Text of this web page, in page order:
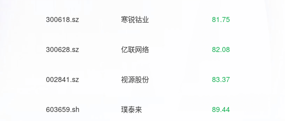
300618.sz 寒锐钴业 81.75
300628.sz 亿联网络 82.08
002841.sz 视源股份 83.37
603659.sh 璞泰来 89.44